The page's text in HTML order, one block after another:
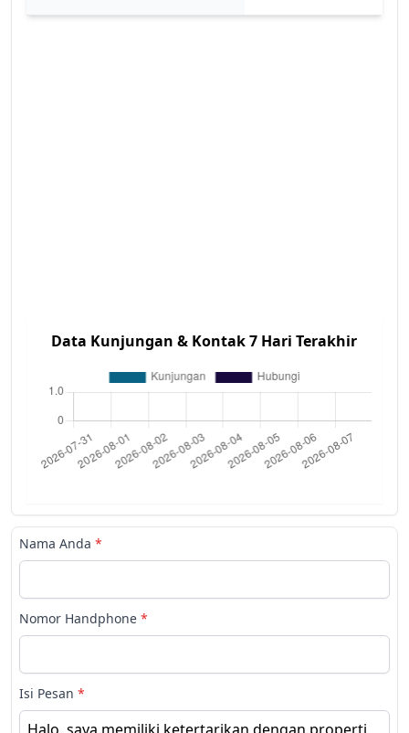
Data Kunjungan & Kontak 7 Hari Terakhir
Nama Anda *
Nomor Handphone *
Isi Pesan *